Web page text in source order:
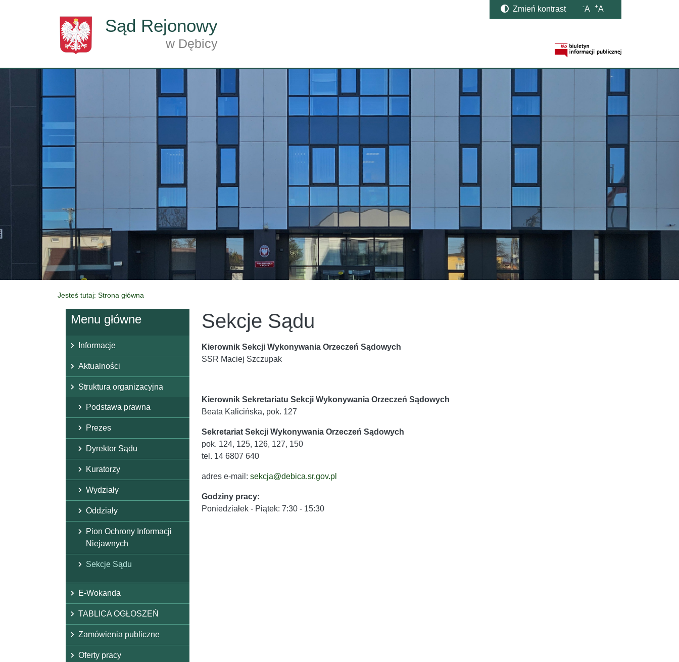
Sąd Rejonowy
w Dębicy
Zmień kontrast -A +A
Strona BIP
Jesteś tutaj: Strona główna
Sekcje Sądu
Kierownik Sekcji Wykonywania Orzeczeń Sądowych
SSR Maciej Szczupak
Kierownik Sekretariatu Sekcji Wykonywania Orzeczeń Sądowych
Beata Kalicińska, pok. 127
Sekretariat Sekcji Wykonywania Orzeczeń Sądowych
pok. 124, 125, 126, 127, 150
tel. 14 6807 640
adres e-mail: sekcja@debica.sr.gov.pl
Godziny pracy:
Poniedziałek - Piątek: 7:30 - 15:30
Menu główne
Informacje
Aktualności
Struktura organizacyjna
Podstawa prawna
Prezes
Dyrektor Sądu
Kuratorzy
Wydziały
Oddziały
Pion Ochrony Informacji
Niejawnych
Sekcje Sądu
E-Wokanda
TABLICA OGŁOSZEŃ
Zamówienia publiczne
Oferty pracy